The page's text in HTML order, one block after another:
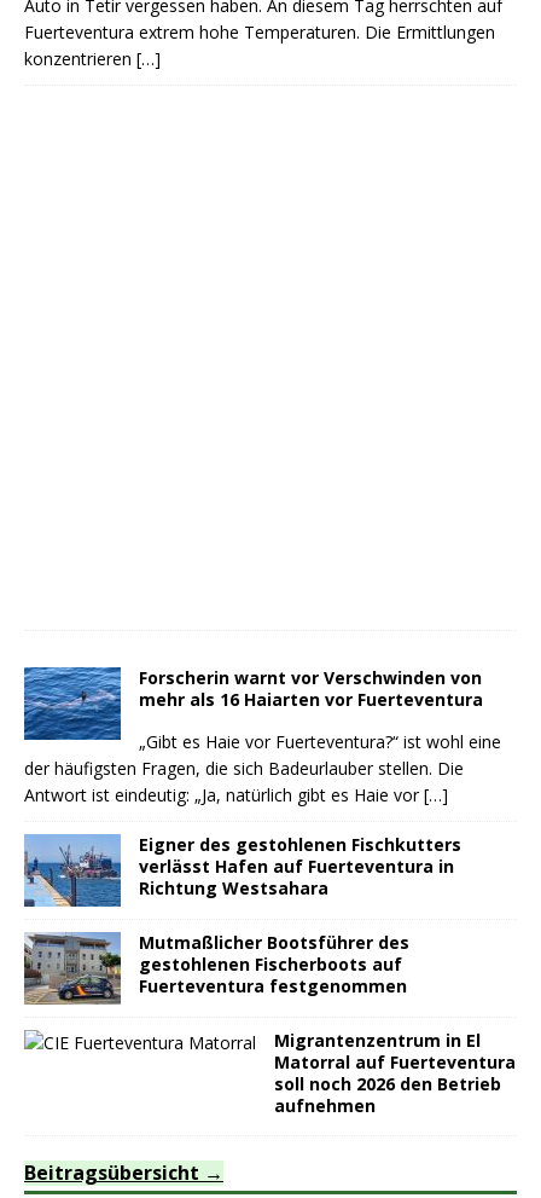
Auto in Tetir vergessen haben. An diesem Tag herrschten auf
Fuerteventura extrem hohe Temperaturen. Die Ermittlungen
konzentrieren […]
Forscherin warnt vor Verschwinden von
mehr als 16 Haiarten vor Fuerteventura
„Gibt es Haie vor Fuerteventura?“ ist wohl eine
der häufigsten Fragen, die sich Badeurlauber stellen. Die
Antwort ist eindeutig: „Ja, natürlich gibt es Haie vor[…]
Eigner des gestohlenen Fischkutters
verlässt Hafen auf Fuerteventura in
Richtung Westsahara
Mutmaßlicher Bootsführer des
gestohlenen Fischerboots auf
Fuerteventura festgenommen
Migrantenzentrum in El
Matorral auf Fuerteventura
soll noch 2026 den Betrieb
aufnehmen
Beitragsübersicht